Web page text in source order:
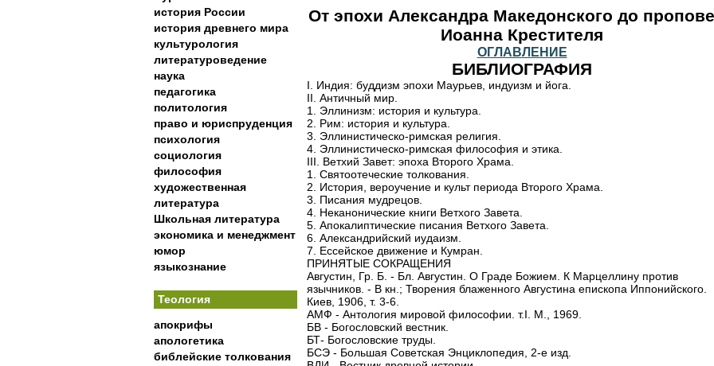
история России
история древнего мира
культурология
литературоведение
наука
педагогика
политология
право и юриспруденция
психология
социология
философия
художественная
литература
Школьная литература
экономика и менеджмент
юмор
языкознание
Теология
апокрифы
апологетика
библейские толкования
От эпохи Александра Македонского до
Иоанна Крестителя
ОГЛАВЛЕНИЕ
БИБЛИОГРАФИЯ
I. Индия: буддизм эпохи Маурьев, индуизм и йога.
II. Античный мир.
1. Эллинизм: история и культура.
2. Рим: история и культура.
3. Эллинистическо-римская религия.
4. Эллинистическо-римская философия и этика.
III. Ветхий Завет: эпоха Второго Храма.
1. Святоотеческие толкования.
2. История, вероучение и культ периода Второго Храма.
3. Писания мудрецов.
4. Неканонические книги Ветхого Завета.
5. Апокалиптические писания Ветхого Завета.
6. Александрийский иудаизм.
7. Ессейское движение и Кумран.
ПРИНЯТЫЕ СОКРАЩЕНИЯ
Августин, Гр. Б. - Бл. Августин. О Граде Божием. К Марцеллину против
язычников. - В кн.; Творения блаженного Августина епископа Иппонийского.
Киев, 1906, т. 3-6.
АМФ - Антология мировой философии. т.I. M., 1969.
БВ - Богословский вестник.
БТ- Богословские труды.
БСЭ - Большая Советская Энциклопедия, 2-е изд.